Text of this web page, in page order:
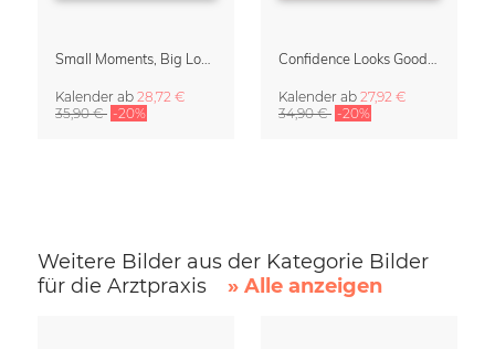
Kalender ab 28,72 €
35,90 € -20%
Kalender ab 27,92 €
34,90 € -20%
Weitere Bilder aus der Kategorie Bilder
für die Arztpraxis
» Alle anzeigen